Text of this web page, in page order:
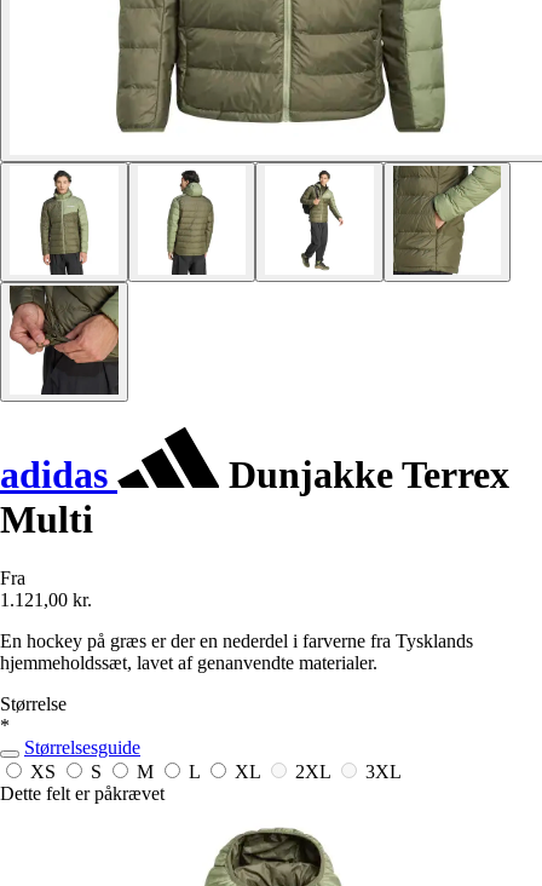
adidas
Dunjakke Terrex
Multi
Fra
1.121,00 kr.
En hockey på græs er der en nederdel i farverne fra Tysklands
hjemmeholdssæt, lavet af genanvendte materialer.
Størrelse
*
Størrelsesguide
XS
S M L XL 2XL
3XL
Dette felt er påkrævet